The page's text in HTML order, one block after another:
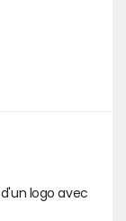
logo avec